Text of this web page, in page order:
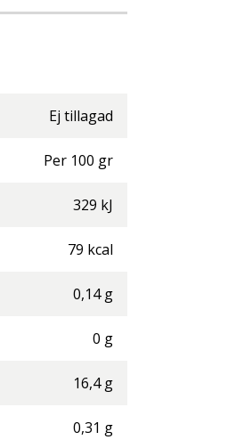
Ej tillagad
Per 100 gr
329 kJ
79 kcal
0,14 g
0 g
16,4 g
0,31 g